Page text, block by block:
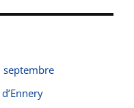
septembre